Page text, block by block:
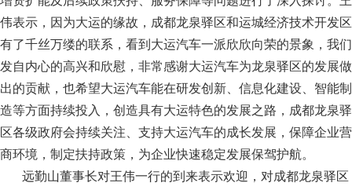
伟表示，因为大运的缘故，成都龙泉驿区和运城经济技术开发区
有了千丝万缕的联系，看到大运汽车一派欣欣向荣的景象，我们
发自内心的高兴和欣慰，非常感谢大运汽车为龙泉驿区的发展做
出的贡献，也希望大运汽车能在研发创新、信息化建设、智能制
造等方面持续投入，创造具有大运特色的发展之路，成都龙泉驿
区各级政府会持续关注、支持大运汽车的成长发展，保障企业营
商环境，制定扶持政策，为企业快速稳定发展保驾护航。
远勤山董事长对王伟一行的到来表示欢迎，对成都龙泉驿区